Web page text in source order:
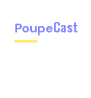
PoupeCast